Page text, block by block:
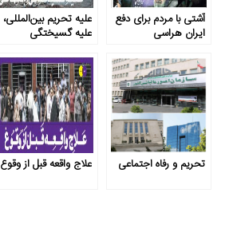
آشتی با مردم برای دفع
ایران هراسی
علیه تحریم بین‌المللی،
علیه گسیختگی
تحریم و رفاه اجتماعی علاج واقعه قبل از وقوع